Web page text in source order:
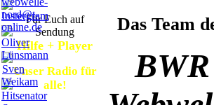
Für Euch auf
Sendung
Hilfe + Player
Unser Radio für
alle!
Das Team
BWR